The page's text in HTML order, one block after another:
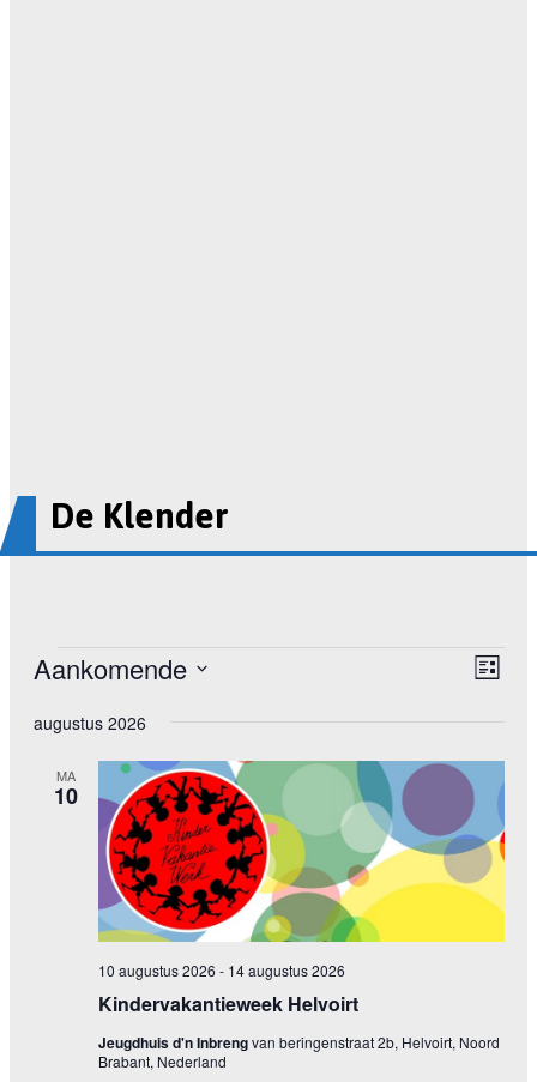
De Klender